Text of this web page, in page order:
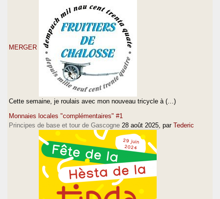
MERGER
Cette semaine, je roulais avec mon nouveau tricycle à (…)
Monnaies locales "complémentaires" #1
Principes de base et tour de Gascogne 28 août 2025 , par Tederic